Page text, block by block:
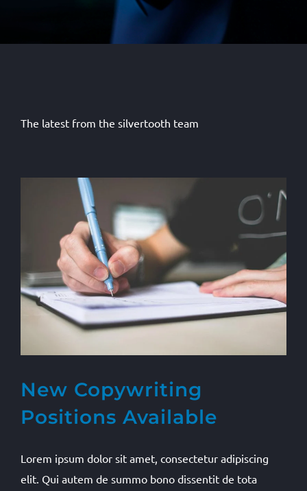
The latest from the silvertooth team
New Copywriting
Positions Available
Lorem ipsum dolor sit amet, consectetur adipiscing
elit. Qui autem de summo bono dissentit de tota